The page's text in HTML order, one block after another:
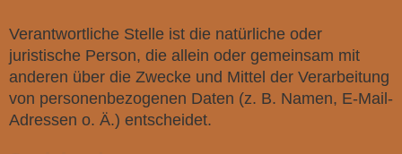
Verantwortliche Stelle ist die natürliche oder
juristische Person, die allein oder gemeinsam mit
anderen über die Zwecke und Mittel der Verarbeitung
von personenbezogenen Daten (z. B. Namen, E-Mail-
Adressen o. Ä.) entscheidet.